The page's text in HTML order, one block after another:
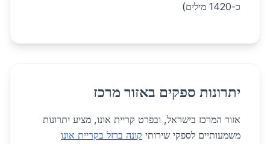
כ-1420 מילים)
יתרונות ספקים באזור מרכז
אזור המרכז בישראל, ובפרט קריית אונו, מציע יתרונות
משמעותיים לספקי שירותי קונה ברזל בקריית אונו